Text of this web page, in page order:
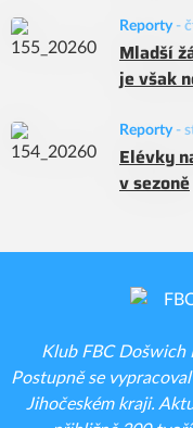
Reporty -
Mladší
je však
Reporty -
Elévky
v sezoně
Klub FBC Došwich
Postupně se
Jihočeském kraji.